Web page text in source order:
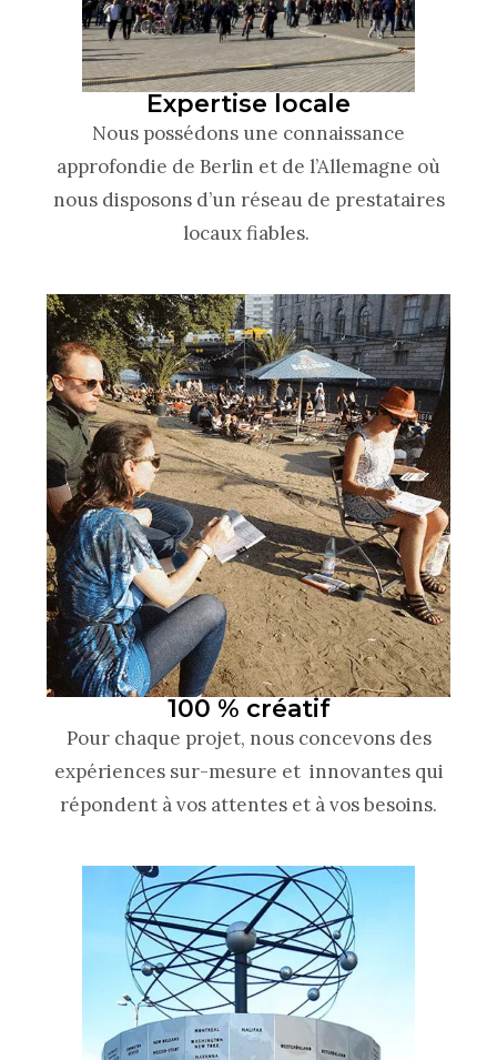
Expertise locale
Nous possédons une connaissance
approfondie de Berlin et de l’Allemagne où
nous disposons d’un réseau de prestataires
locaux fiables.
100 % créatif
Pour chaque projet, nous concevons des
expériences sur-mesure et innovantes qui
répondent à vos attentes et à vos besoins.